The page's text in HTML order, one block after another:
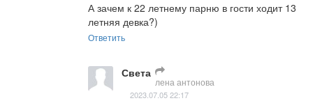
А зачем к 22 летнему парню в гости ходит 13
летняя девка?)
Ответить
Света
лена антонова
2023.07.05 22:17